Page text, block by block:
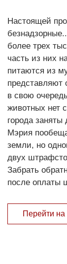
Настоящей
более трех
часть из них
питаются из
представляют
в свою
животных нет
города
Мэрия
земли, но
двух
Забрать
после оплаты
Перейти на